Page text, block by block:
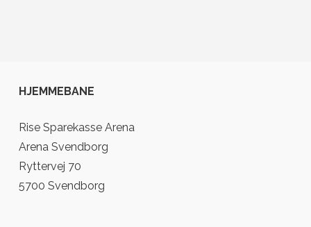
HJEMMEBANE
Rise Sparekasse Arena
Arena Svendborg
Ryttervej 70
5700 Svendborg